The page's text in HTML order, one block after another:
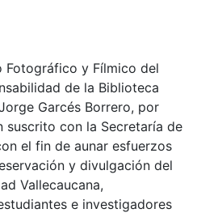
Fotográfico y Fílmico del
de la Biblioteca
Garcés Borrero, por
suscrito con la Secretaría de
el fin de aunar esfuerzos
y divulgación del
Vallecaucana,
e investigadores